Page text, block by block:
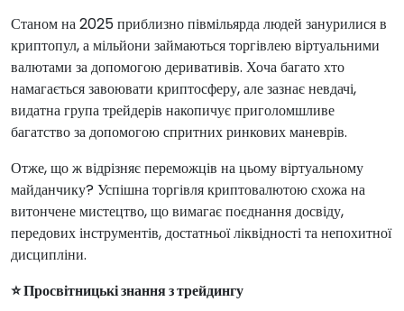
Станом на 2025 приблизно півмільярда людей занурилися в
криптопул, а мільйони займаються торгівлею віртуальними
валютами за допомогою деривативів. Хоча багато хто
намагається завоювати криптосферу, але зазнає невдачі,
видатна група трейдерів накопичує приголомшливе
багатство за допомогою спритних ринкових маневрів.
Отже, що ж відрізняє переможців на цьому віртуальному
майданчику? Успішна торгівля криптовалютою схожа на
витончене мистецтво, що вимагає поєднання досвіду,
передових інструментів, достатньої ліквідності та непохитної
дисципліни.
⭐ Просвітницькі знання з трейдингу